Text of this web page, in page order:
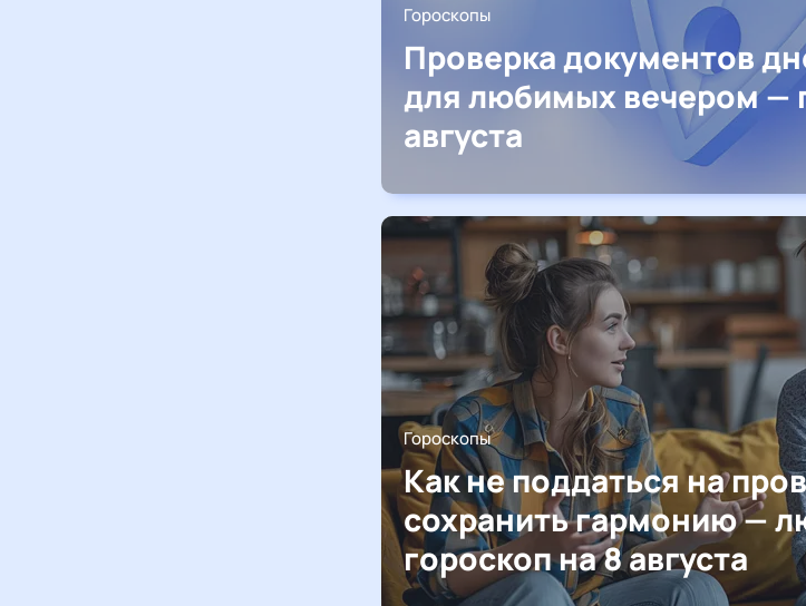
Гороскопы
Проверка документов
для любимых вечером —
августа
Гороскопы
Как не поддаться на
сохранить гармонию —
гороскоп на 8 августа